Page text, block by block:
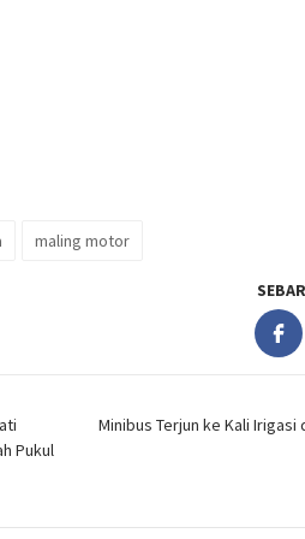
maling motor
Pukul
Minibus Terjun ke Kali Irigasi